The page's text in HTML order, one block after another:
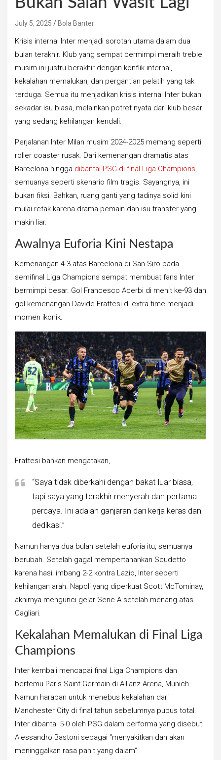
July 5, 2025 Bola Banter
Krisis internal Inter menjadi sorotan utama dalam dua
bulan terakhir. Klub yang sempat bermimpi meraih treble
musim ini justru berakhir dengan konflik internal,
kekalahan memalukan, dan pergantian pelatih yang tak
terduga. Semua itu menjadikan krisis internal Inter bukan
sekadar isu biasa, melainkan potret nyata dari klub besar
yang sedang kehilangan kendali.
Perjalanan Inter Milan musim 2024-2025 memang seperti
roller coaster rusak. Dari kemenangan dramatis atas
Barcelona hingga dibantai PSG di final Liga Champions,
semuanya seperti skenario film tragis. Sayangnya, ini
bukan fiksi. Bahkan, ruang ganti yang tadinya solid kini
mulai retak karena drama pemain dan isu transfer yang
makin liar.
Awalnya Euforia Kini Nestapa
Kemenangan 4-3 atas Barcelona di San Siro pada
semifinal Liga Champions sempat membuat fans Inter
bermimpi besar. Gol Francesco Acerbi di menit ke-93 dan
gol kemenangan Davide Frattesi di extra time menjadi
momen ikonik.
Frattesi bahkan mengatakan,
“Saya tidak diberkahi dengan bakat luar biasa,
tapi saya yang terakhir menyerah dan pertama
percaya. Ini adalah ganjaran dari kerja keras dan
dedikasi.”
Namun hanya dua bulan setelah euforia itu, semuanya
berubah. Setelah gagal mempertahankan Scudetto
karena hasil imbang 2-2 kontra Lazio, Inter seperti
kehilangan arah. Napoli yang diperkuat Scott McTominay,
akhirnya mengunci gelar Serie A setelah menang atas
Cagliari.
Kekalahan Memalukan di Final Liga
Champions
Inter kembali mencapai final Liga Champions dan
bertemu Paris Saint-Germain di Allianz Arena, Munich.
Namun harapan untuk menebus kekalahan dari
Manchester City di final tahun sebelumnya pupus total.
Inter dibantai 5-0 oleh PSG dalam performa yang disebut
Alessandro Bastoni sebagai “menyakitkan dan akan
meninggalkan rasa pahit yang dalam”.